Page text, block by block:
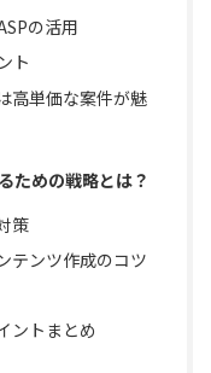
の活用
ト
高単価な案件が魅
ための戦略とは？
策
テンツ作成のコツ
ントまとめ